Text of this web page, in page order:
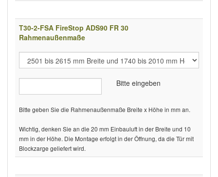
T30-2-FSA FireStop ADS90 FR 30
Rahmenaußenmaße
Bitte eingeben
Bitte geben Sie die Rahmenaußenmaße Breite x Höhe in mm an.
Wichtig, denken Sie an die 20 mm Einbauluft in der Breite und 10
mm in der Höhe. Die Montage erfolgt in der Öffnung, da die Tür mit
Blockzarge geliefert wird.